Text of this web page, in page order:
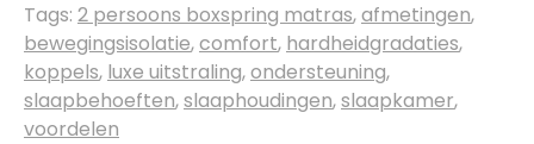
Tags: 2 persoons boxspring matras,afmetingen,
bewegingsisolatie,comfort, hardheidgradaties,
koppels, luxe uitstraling,ondersteuning,
slaapbehoeften,slaaphoudingen,slaapkamer,
voordelen